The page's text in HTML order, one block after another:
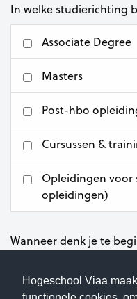
Hogeschool Viaa
In welke studierichting
Associate Degree
Masters
Post-hbo
Cursussen &
Opleidingen voor
opleidingen)
Wanneer denk je te